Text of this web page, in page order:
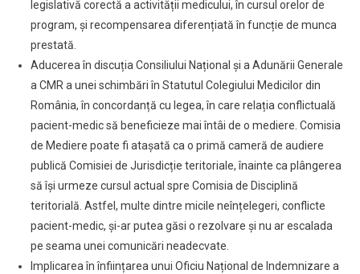
legislativă corectă a activității medicului, în cursul orelor de
program, și recompensarea diferențiată în funcție de munca
prestată.
Aducerea în discuția Consiliului Național și a Adunării Generale
a CMR a unei schimbări în Statutul Colegiului Medicilor din
România, în concordanță cu legea, în care relația conflictuală
pacient-medic să beneficieze mai întâi de o mediere. Comisia
de Mediere poate fi atașată ca o primă cameră de audiere
publică Comisiei de Jurisdicție teritoriale, înainte ca plângerea
să își urmeze cursul actual spre Comisia de Disciplină
teritorială. Astfel, multe dintre micile neînțelegeri, conflicte
pacient-medic, și-ar putea găsi o rezolvare și nu ar escalada
pe seama unei comunicări neadecvate.
Implicarea în înființarea unui Oficiu Național de Indemnizare a